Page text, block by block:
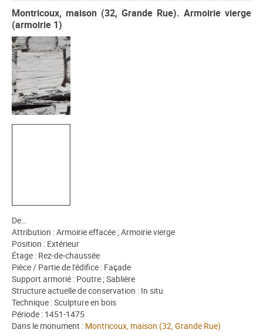
Montricoux, maison (32, Grande Rue). Armoirie vierge
(armoirie 1)
De…
Attribution : Armoirie effacée ; Armoirie vierge
Position : Extérieur
Étage : Rez-de-chaussée
Pièce / Partie de l'édifice : Façade
Support armorié : Poutre ; Sablière
Structure actuelle de conservation : In situ
Technique : Sculpture en bois
Période : 1451-1475
Dans le monument : Montricoux, maison (32, Grande Rue)